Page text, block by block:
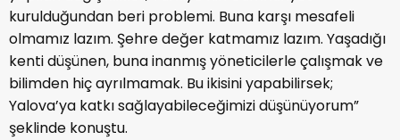
kurulduğundan beri problemi. Buna karşı mesafeli
olmamız lazım. Şehre değer katmamız lazım. Yaşadığı
kenti düşünen, buna inanmış yöneticilerle çalışmak ve
bilimden hiç ayrılmamak. Bu ikisini yapabilirsek;
Yalova’ya katkı sağlayabileceğimizi düşünüyorum”
şeklinde konuştu.